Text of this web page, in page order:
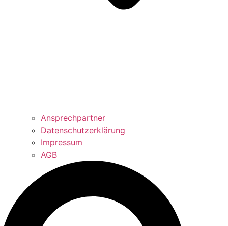
Ansprechpartner
Datenschutzerklärung
Impressum
AGB